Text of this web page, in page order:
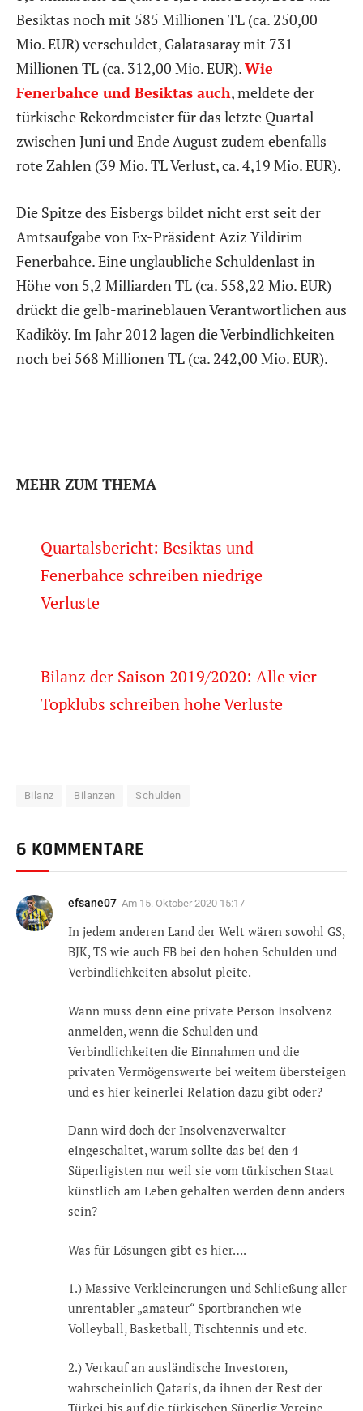
Besiktas noch mit 585 Millionen TL (ca. 250,00
Mio. EUR) verschuldet, Galatasaray mit 731
Millionen TL (ca. 312,00 Mio. EUR).Wie
Fenerbahce und Besiktas auch, meldete der
türkische Rekordmeister für das letzte Quartal
zwischen Juni und Ende August zudem ebenfalls
rote Zahlen (39 Mio. TL Verlust, ca. 4,19 Mio. EUR).
Die Spitze des Eisbergs bildet nicht erst seit der
Amtsaufgabe von Ex-Präsident Aziz Yildirim
Fenerbahce. Eine unglaubliche Schuldenlast in
Höhe von 5,2 Milliarden TL (ca. 558,22 Mio. EUR)
drückt die gelb-marineblauen Verantwortlichen aus
Kadiköy. Im Jahr 2012 lagen die Verbindlichkeiten
noch bei 568 Millionen TL (ca. 242,00 Mio. EUR).
MEHR ZUM THEMA
Quartalsbericht: Besiktas und
Fenerbahce schreiben niedrige
Verluste
Bilanz der Saison 2019/2020: Alle vier
Topklubs schreiben hohe Verluste
Bilanz Bilanzen Schulden
6 KOMMENTARE
efsane07 Am 15. Oktober 2020 15:17
In jedem anderen Land der Welt wären sowohl GS,
BJK, TS wie auch FB bei den hohen Schulden und
Verbindlichkeiten absolut pleite.
Wann muss denn eine private Person Insolvenz
anmelden, wenn die Schulden und
Verbindlichkeiten die Einnahmen und die
privaten Vermögenswerte bei weitem übersteigen
und es hier keinerlei Relation dazu gibt oder?
Dann wird doch der Insolvenzverwalter
eingeschaltet, warum sollte das bei den 4
Süperligisten nur weil sie vom türkischen Staat
künstlich am Leben gehalten werden denn anders
sein?
Was für Lösungen gibt es hier….
1.) Massive Verkleinerungen und Schließung aller
unrentabler „amateur“ Sportbranchen wie
Volleyball, Basketball, Tischtennis und etc.
2.) Verkauf an ausländische Investoren,
wahrscheinlich Qataris, da ihnen der Rest der
Türkei bis auf die türkischen Süperlig Vereine